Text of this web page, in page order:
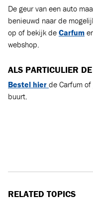
De geur van een auto
benieuwd naar de
op of bekijk de Carfum
webshop.
ALS PARTICULIER
Bestel hier de Carfum of
buurt.
RELATED TOPICS